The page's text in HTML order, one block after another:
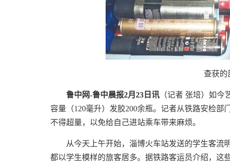
查获的部
鲁中网-鲁中晨报2月23日讯 （记者 张培）如今
容量（120毫升）发胶200余瓶。记者从铁路安检
不得超量，以免给自己进站乘车带来麻烦。
从今天上午开始，淄博火车站发送的学生客流
都以学生模样的旅客居多。据铁路客运员介绍，这